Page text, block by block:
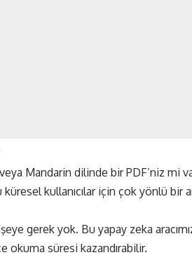
Mandarin dilinde bir PDF’niz mi
kullanıcılar için çok yönlü bir
gerek yok. Bu yapay zeka
okuma süresi kazandırabilir.